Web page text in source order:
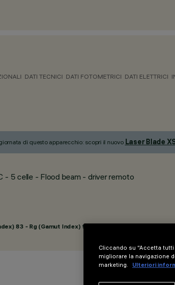
DATI TECNICI DATI FOTOMETRICI DATI ELETTRICI
di questo apparecchio: scopri il nuovo Laser Blade
- 5 celle - Flood beam - driver remoto
83 - Rg (Gamut Index) 92
Cliccando su “Accetta
migliorare la navigazione
marketing.
Ulteriori